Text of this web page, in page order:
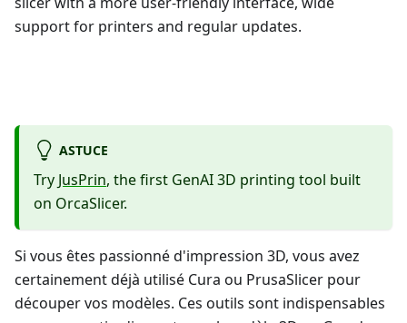
support for printers and regular updates.
ASTUCE
Try JusPrin, the first GenAI 3D printing tool built
on OrcaSlicer.
Si vous êtes passionné d'impression 3D, vous avez
certainement déjà utilisé Cura ou PrusaSlicer pour
découper vos modèles. Ces outils sont indispensables